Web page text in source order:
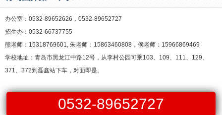
办公室：0532-89652626，0532-89652727
招生办：0532-66737755
熊老师：15318769601, 朱老师：15863460808，侯老师：15966869469
学校地址：青岛市黑龙江中路12号，从李村公园可乘103、109、111、129、
371、372到磊鑫站下车，对面即是。
0532-89652727